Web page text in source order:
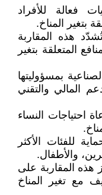
فعالة للأفراد
بتغير المناخ.
هذه المقاربة
المتعلقة بتغير
بمسؤوليتها
المالي والتقني
احتياجات النساء
للفئات الأكثر
والأطفال.
هذه المقاربة على
مع تغير المناخ